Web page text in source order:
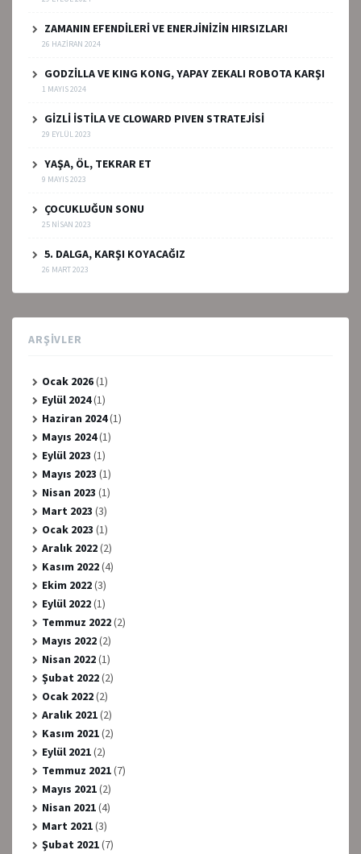
ZAMANIN EFENDİLERİ VE ENERJİNİZİN HIRSIZLARI
26 HAZIRAN 2024
GODZİLLA VE KING KONG, YAPAY ZEKALI ROBOTA KARŞI
1 MAYIS 2024
GİZLİ İSTİLA VE CLOWARD PIVEN STRATEJİSİ
29 EYLÜL 2023
YAŞA, ÖL, TEKRAR ET
9 MAYIS 2023
ÇOCUKLUĞUN SONU
25 NISAN 2023
5. DALGA, KARŞI KOYACAĞIZ
26 MART 2023
ARŞIVLER
Ocak 2026(1)
Eylül 2024(1)
Haziran 2024(1)
Mayıs 2024(1)
Eylül 2023 (1)
Mayıs 2023 (1)
Nisan 2023 (1)
Mart 2023 (3)
Ocak 2023 (1)
Aralık 2022(2)
Kasım 2022(4)
Ekim 2022(3)
Eylül 2022(1)
Temmuz 2022(2)
Mayıs 2022(2)
Nisan 2022(1)
Şubat 2022(2)
Ocak 2022(2)
Aralık 2021(2)
Kasım 2021(2)
Eylül 2021(2)
Temmuz 2021(7)
Mayıs 2021(2)
Nisan 2021(4)
Mart 2021(3)
Şubat 2021(7)